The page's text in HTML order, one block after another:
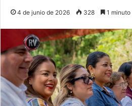
4 de junio de 2026 328 1